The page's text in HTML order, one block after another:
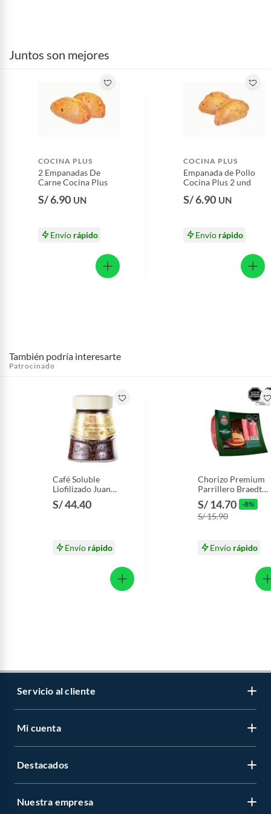
Juntos son mejores
COCINA PLUS
2 Empanadas De
Carne Cocina Plus
S/ 6.90 UN
Envío rápido
COCINA PLUS
Empanada de Pollo
Cocina Plus 2 und
S/ 6.90 UN
Envío rápido
También podría interesarte
Patrocinado
Café Soluble
Liofilizado Juan
Valdez Vanicanela
Envase 95 g
S/ 44.40
Envío rápido
Chorizo Premium
Parrillero Braedt
Empaque 500 g
S/ 14.70 -8%
S/ 15.90
Envío rápido
Servicio al cliente
Libro de reclamaciones
Tipos de entrega
Mi cuenta
Regístrate
Destacados
Recetas
Nuestra empresa